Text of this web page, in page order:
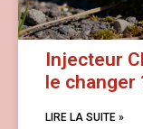
Injecteur
le changer
LIRE LA SUITE »